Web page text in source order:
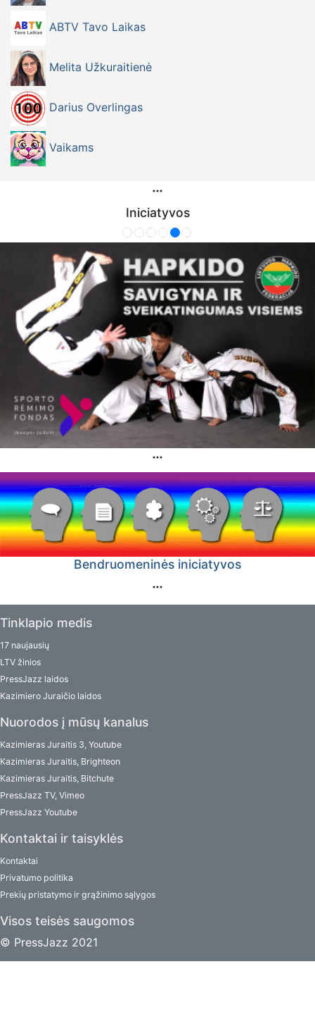
ABTV Tavo Laikas
Melita Užkuraitienė
Darius Overlingas
Vaikams
Iniciatyvos
Bendruomeninės iniciatyvos
Tinklapio medis
17 naujausių
LTV žinios
PressJazz laidos
Kazimiero Juraičio laidos
Nuorodos į mūsų kanalus
Kazimieras Juraitis 3, Youtube
Kazimieras Juraitis, Brighteon
Kazimieras Juraitis, Bitchute
PressJazz TV, Vimeo
PressJazz Youtube
Kontaktai ir taisyklės
Kontaktai
Privatumo politika
Prekių pristatymo ir grąžinimo sąlygos
Visos teisės saugomos
© PressJazz 2021